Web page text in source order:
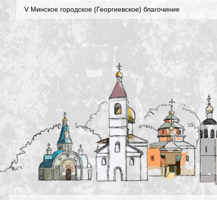
V Минское городское (Георгиевское) благочиние